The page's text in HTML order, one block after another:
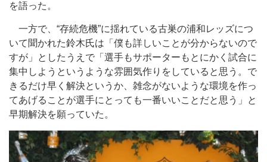
を語った。
一方で、“存続危機”に揺れている古巣の浦和レッズにつ
いて聞かれた鈴木氏は「僕も詳しいことが分からないので
すが」としたうえで「選手もサポーターもとにかく試合に
集中しようというような雰囲気作りをしていると思う。で
きるだけ早く解決というか、雑念がないような環境を作っ
てあげることが選手にとっても一番いいことだと思う」と
早期解決を願っていた。